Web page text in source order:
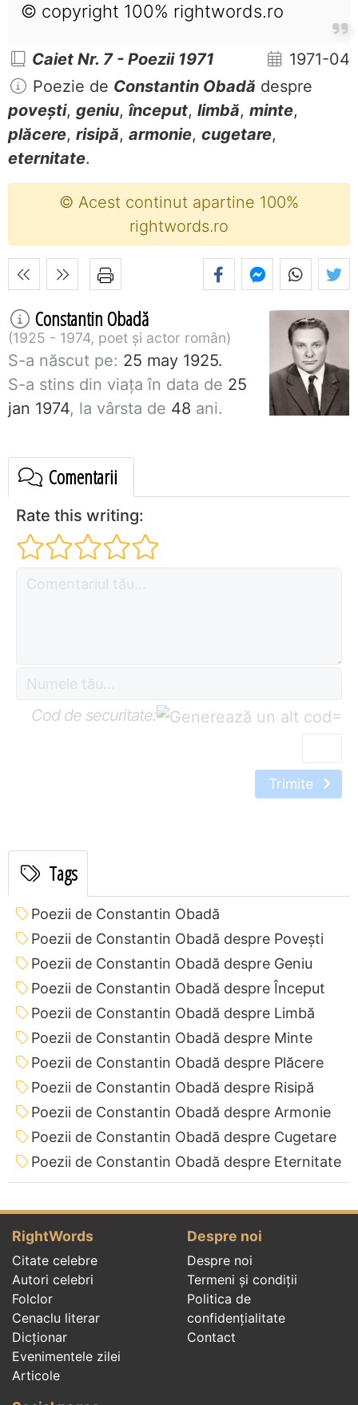
© copyright 100% rightwords.ro
Caiet Nr. 7 - Poezii 1971
1971-04
Poezie de Constantin Obadă despre
povești, geniu, început, limbă, minte,
plăcere, risipă, armonie, cugetare,
eternitate.
© Acest continut apartine 100%
rightwords.ro
Constantin Obadă
1925 - 1974, poet și actor român
S-a născut pe: 25 may 1925.
S-a stins din viaţa în data de 25
jan 1974, la vârsta de 48 ani.
Comentarii
Rate this writing:
Cod de securitate: =
Trimite
Tags
Poezii de Constantin Obadă
Poezii de Constantin Obadă despre Povești
Poezii de Constantin Obadă despre Geniu
Poezii de Constantin Obadă despre Început
Poezii de Constantin Obadă despre Limbă
Poezii de Constantin Obadă despre Minte
Poezii de Constantin Obadă despre Plăcere
Poezii de Constantin Obadă despre Risipă
Poezii de Constantin Obadă despre Armonie
Poezii de Constantin Obadă despre Cugetare
Poezii de Constantin Obadă despre Eternitate
RightWords
Citate celebre
Autori celebri
Folclor
Cenaclu literar
Dicționar
Evenimentele zilei
Articole
Despre noi
Despre noi
Termeni și condiții
Politica de
confidenţialitate
Contact